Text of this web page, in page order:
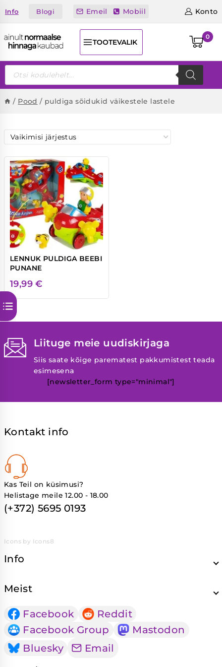
toInfo Blogi Emeil Mobiil Konto
TOOTEVALIK
0
Products
search
/ Pood / puldiga sõidukid väikestele lastele
LENNUK PULDIGA BEEBI
PUNANE
19,99€
Liituge meie uudiskirjaga
Siis saate kõige parematest pakkumistest teada
esimesena
[newsletter_form type="minimal"]
Kontakt info
Kas Teil on küsimusi?
Helistage meile 12.00 - 18.00
(+372) 5695 0193
Icons by Icons8
Info
Meist
Facebook
Reddit
Facebook Group
Mastodon
Bluesky
Email